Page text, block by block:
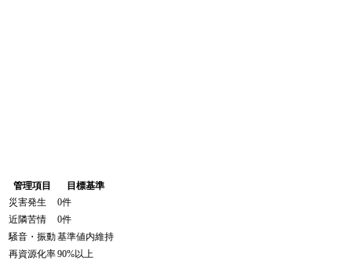
管理項目
目標基準
災害発生
0件
近隣苦情
0件
騒音・振動基準値内維持
再資源化率90%以上